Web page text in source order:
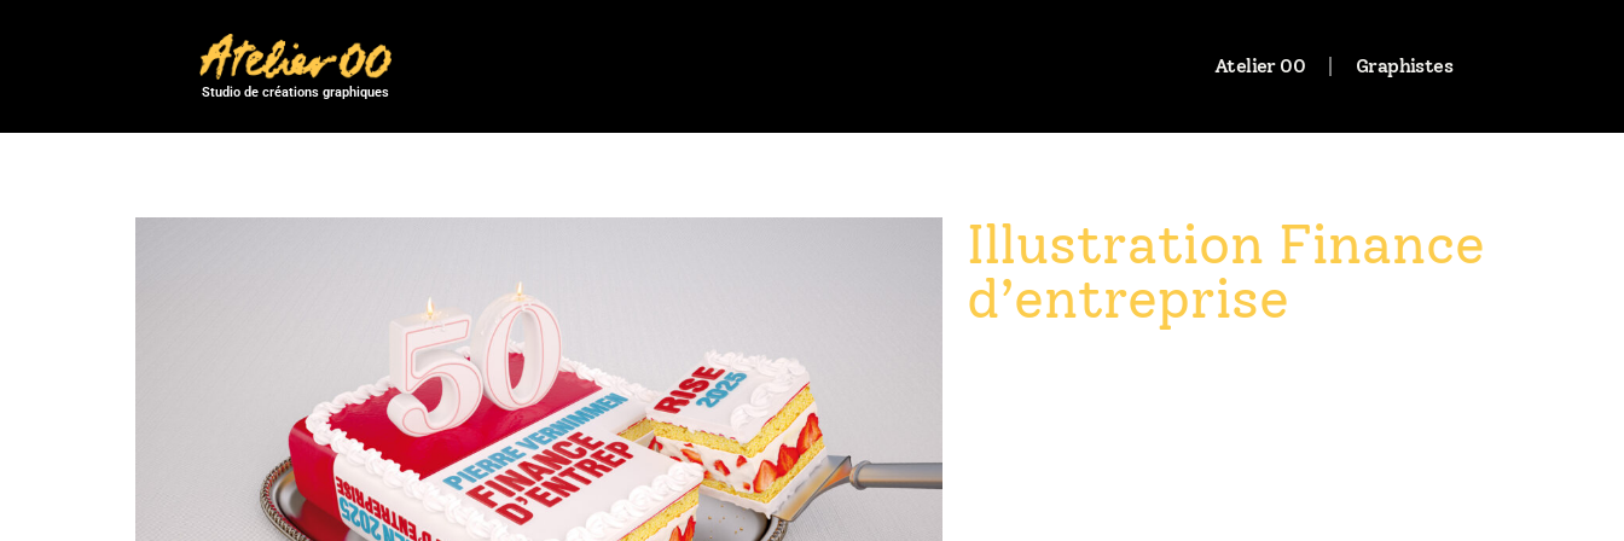
Studio de créations graphiques
Atelier 00 Graphistes
Illustration Finance
d’entreprise